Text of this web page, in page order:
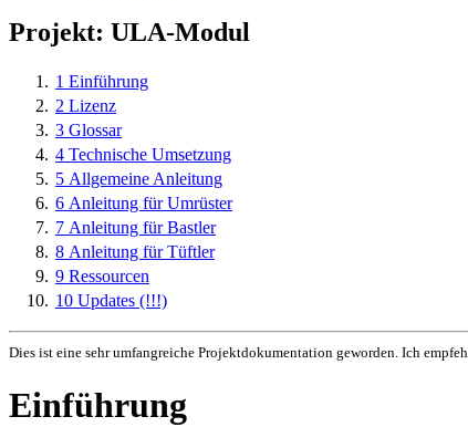
Projekt: ULA-Modul
1 Einführung
2 Lizenz
3 Glossar
4 Technische Umsetzung
5 Allgemeine Anleitung
6 Anleitung für Umrüster
7 Anleitung für Bastler
8 Anleitung für Tüftler
9 Ressourcen
10 Updates (!!!)
Dies ist eine sehr umfangreiche Projektdokumentation geworden. Ich
Einführung